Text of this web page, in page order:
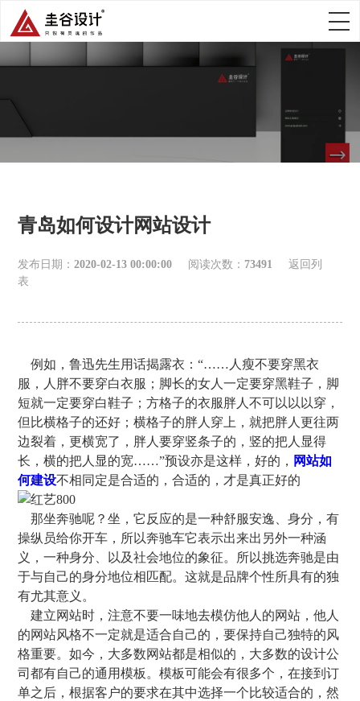
青岛如何设计网站设计
发布日期：2020-02-13 00:00:00 阅读次数： 73491
返回列
表
例如，鲁迅先生用话揭露衣：“……人瘦不要穿黑衣
服，人胖不要穿白衣服；脚长的女人一定要穿黑鞋子，脚
短就一定要穿白鞋子；方格子的衣服胖人不可以以以穿，
但比横格子的还好；横格子的胖人穿上，就把胖人更往两
边裂着，更横宽了，胖人要穿竖条子的，竖的把人显得
长，横的把人显的宽……”预设亦是这样，好的， 网站如
何建设不相同定是合适的，合适的，才是真正好的
那坐奔驰呢？坐，它反应的是一种舒服安逸、身分，有
操纵员给你开车，所以奔驰车它表示出来出另外一种涵
义，一种身分、以及社会地位的象征。所以挑选奔驰是由
于与自己的身分地位相匹配。这就是品牌个性所具有的独
有尤其意义。
建立网站时，注意不要一味地去模仿他人的网站，他人
的网站风格不一定就是适合自己的，要保持自己独特的风
格重要。如今，大多数网站都是相似的，大多数的设计公
司都有自己的通用模板。模板可能会有很多个，在接到订
单之后，根据客户的要求在其中选择一个比较适合的，然